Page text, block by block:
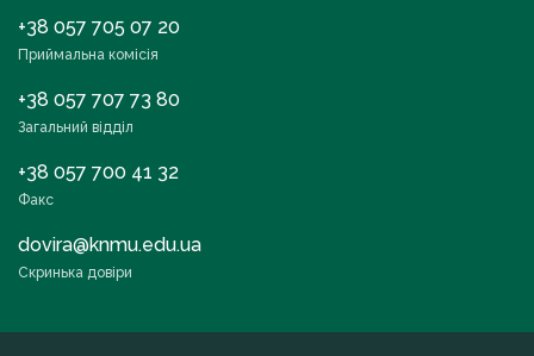
+38 057 705 07 20
Приймальна комісія
+38 057 707 73 80
Загальний відділ
+38 057 700 41 32
Факс
dovira@knmu.edu.ua
Скринька довіри